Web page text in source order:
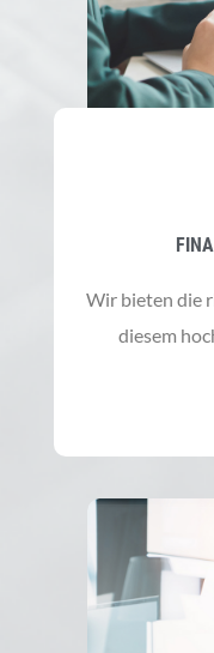
Wir bieten die
diesem